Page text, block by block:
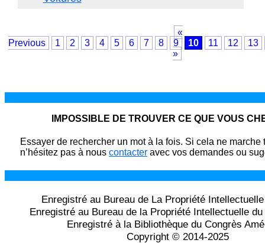
«
Previous
1 2 3 4 5 6 7 8 9 10 11 12
13
»
IMPOSSIBLE DE TROUVER CE QUE VOUS
Essayer de rechercher un mot à la fois. Si cela ne marche
n’hésitez pas à nous contacter avec vos demandes ou
Enregistré au Bureau de La Propriété
Enregistré au Bureau de la Propriété Intellectuelle
Enregistré à la Bibliothèque du Congrès
Copyright © 2014-2025